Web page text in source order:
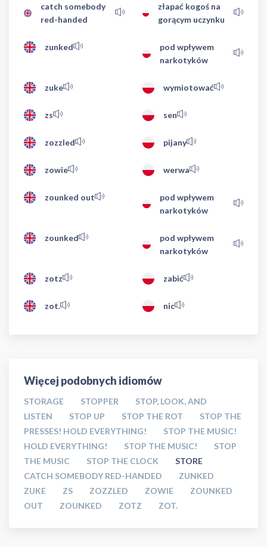
catch somebody
red-handed
złapać kogoś na
gorącym uczynku
zunked
pod wpływem
narkotyków
zuke wymiotować
zs sen
zozzled pijany
zowie werwa
zounked out
pod wpływem
narkotyków
zounked
pod wpływem
narkotyków
zotz zabić
zot. nic
Więcej podobnych idiomów
STORAGE STOPPER
STOP, LOOK, AND
LISTEN
STOP UP STOP THE ROT
STOP THE
PRESSES! HOLD EVERYTHING!
STOP THE MUSIC!
HOLD EVERYTHING!
STOP THE MUSIC!
STOP
THE MUSIC
STOP THE CLOCK
STORE
CATCH SOMEBODY RED-HANDED
ZUNKED
ZUKE
ZS ZOZZLED ZOWIE
ZOUNKED
OUT
ZOUNKED ZOTZ ZOT.